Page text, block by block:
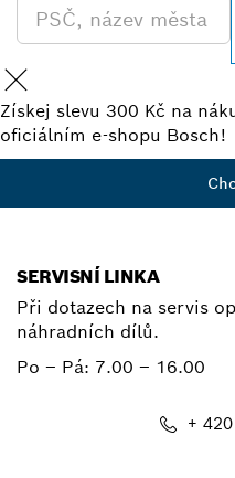
Získej slevu 300 Kč na
oficiálním e-shopu Bosch!
SERVISNÍ LINKA
Při dotazech na servis
náhradních dílů.
Po – Pá: 7.00 – 16.00
+